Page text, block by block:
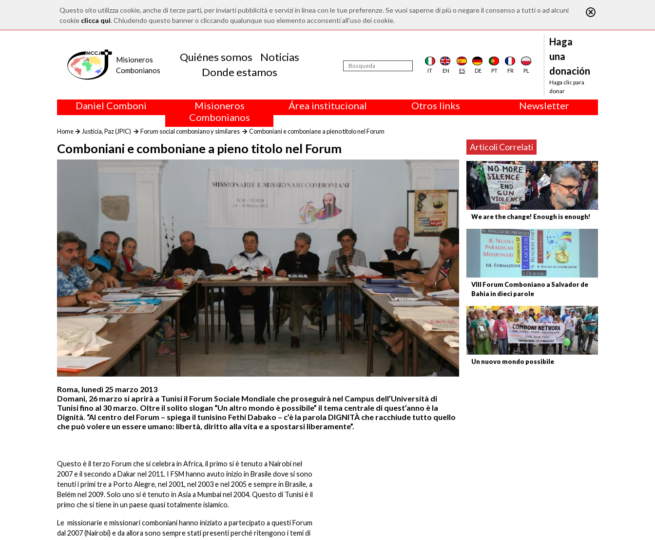
Questo sito utilizza cookie, anche di terze parti, per inviarti pubblicità e servizi in linea con le tue preferenze. Se vuoi saperne di più o negare il consenso a tutti o ad alcuni
cookie clicca qui. Chiudendo questo banner o cliccando qualunque suo elemento acconsenti all'uso dei cookie.
Misioneros
Combonianos
Quiénes somos
Noticias
Donde estamos
IT EN ES DE PT FR PL
Haga
una
donación
Haga clic para
donar
Daniel Comboni
Misioneros
Combonianos
Área institucional Otros links Newsletter
Home Justicia, Paz (JPIC) Forum social comboniano y similares Comboniani e comboniane a pieno titolo nel Forum
Comboniani e comboniane a pieno titolo nel Forum Articoli Correlati
We are the change! Enough is enough!
VIII Forum Comboniano a Salvador de
Bahia in dieci parole
Un nuovo mondo possibile
Roma, lunedì 25 marzo 2013
Domani, 26 marzo si aprirà a Tunisi il Forum Sociale Mondiale che proseguirà nel Campus dell’Università di
Tunisi fino al 30 marzo. Oltre il solito slogan “Un altro mondo è possibile” il tema centrale di quest’anno è la
Dignità. “Al centro del Forum – spiega il tunisino Fethi Dabako – c’è la parola DIGNITÀ che racchiude tutto quello
che può volere un essere umano: libertà, diritto alla vita e a spostarsi liberamente”.
Questo è il terzo Forum che si celebra in Africa, il primo si è tenuto a Nairobi nel
2007 e il secondo a Dakar nel 2011. I FSM hanno avuto inizio in Brasile dove si sono
tenuti i primi tre a Porto Alegre, nel 2001, nel 2003 e nel 2005 e sempre in Brasile, a
Belém nel 2009. Solo uno si è tenuto in Asia a Mumbai nel 2004. Questo di Tunisi è il
primo che si tiene in un paese quasi totalmente islamico.
Le missionarie e missionari comboniani hanno iniziato a partecipato a questi Forum
dal 2007 (Nairobi) e da allora sono sempre stati presenti perché ritengono i temi di